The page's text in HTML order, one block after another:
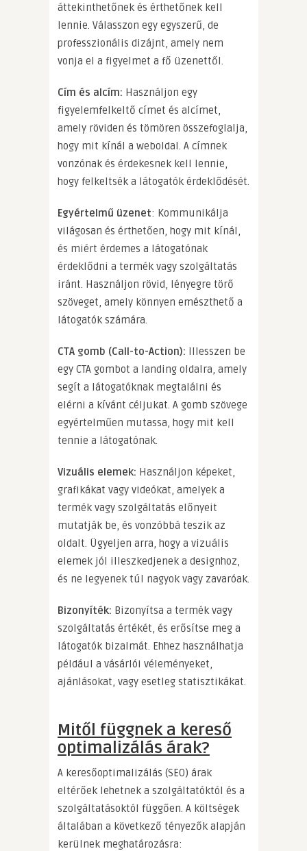
áttekinthetőnek és érthetőnek kell
lennie. Válasszon egy egyszerű, de
professzionális dizájnt, amely nem
vonja el a figyelmet a fő üzenettől.
Cím és alcím: Használjon egy
figyelemfelkeltő címet és alcímet,
amely röviden és tömören összefoglalja,
hogy mit kínál a weboldal. A címnek
vonzónak és érdekesnek kell lennie,
hogy felkeltsék a látogatók érdeklődését.
Egyértelmű üzenet: Kommunikálja
világosan és érthetően, hogy mit kínál,
és miért érdemes a látogatónak
érdeklődni a termék vagy szolgáltatás
iránt. Használjon rövid, lényegre törő
szöveget, amely könnyen emészthető a
látogatók számára.
CTA gomb (Call-to-Action): Illesszen be
egy CTA gombot a landing oldalra, amely
segít a látogatóknak megtalálni és
elérni a kívánt céljukat. A gomb szövege
egyértelműen mutassa, hogy mit kell
tennie a látogatónak.
Vizuális elemek: Használjon képeket,
grafikákat vagy videókat, amelyek a
termék vagy szolgáltatás előnyeit
mutatják be, és vonzóbbá teszik az
oldalt. Ügyeljen arra, hogy a vizuális
elemek jól illeszkedjenek a designhoz,
és ne legyenek túl nagyok vagy zavaróak.
Bizonyíték: Bizonyítsa a termék vagy
szolgáltatás értékét, és erősítse meg a
látogatók bizalmát. Ehhez használhatja
például a vásárlói véleményeket,
ajánlásokat, vagy esetleg statisztikákat.
Mitől függnek a kereső
optimalizálás árak?
A keresőoptimalizálás (SEO) árak
eltérőek lehetnek a szolgáltatóktól és a
szolgáltatásoktól függően. A költségek
általában a következő tényezők alapján
kerülnek meghatározásra: